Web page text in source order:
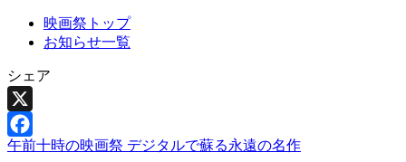
映画祭トップ
お知らせ一覧
シェア
X
Facebook
午前十時の映画祭 デジタルで蘇る永遠の名作